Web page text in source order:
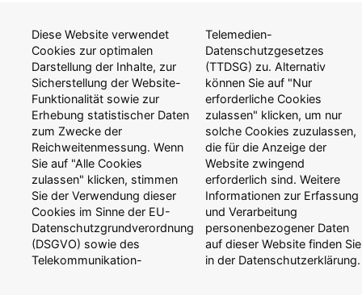
Beim Wachstum fällt das Minus aufgrund der höheren
Aktienquote mit -2,37% deutlicher aus. Auf Jahressicht
steht er nahezu unverändert bei -0,25%. Damit schlägt der
Guliver Demografie Wachstum laut Morningstar 98%
seiner Vergleichsgruppe.
Am direktesten war der Guliver Demografie Invest den
Turbulenzen ausgesetzt. Er geht mit einem Verlust von
7,14% aus dem Oktober. Im bisherigen Jahresverlauf liegt
er somit 2,13% unter seinem Ausgangsniveau.
Auch wenn sich die Börsen zum Monatsende hin etwas
beruhigen konnten, bleiben die Risi-ken erhalten. Während
sich der DAX in einem längeren Abwärtstrend zu befinden
scheint, können die Guliver Vermögensbausteine die
Risiken abmildern. Auch wenn Rücksetzer an den
Diese Website verwendet
Cookies zur optimalen
Darstellung der Inhalte, zur
Sicherstellung der Website-
Funktionalität sowie zur
Erhebung statistischer Daten
zum Zwecke der
Reichweitenmessung. Wenn
Sie auf "Alle Cookies
zulassen" klicken, stimmen
Sie der Verwendung dieser
Cookies im Sinne der EU-
Datenschutzgrundverordnung
(DSGVO) sowie des
Telekommunikation-
Telemedien-
Datenschutzgesetzes
(TTDSG) zu. Alternativ
können Sie auf "Nur
erforderliche Cookies
zulassen" klicken, um nur
solche Cookies zuzulassen,
die für die Anzeige der
Website zwingend
erforderlich sind. Weitere
Informationen zur Erfassung
und Verarbeitung
personenbezogener Daten
auf dieser Website finden Sie
in der Datenschutzerklärung.